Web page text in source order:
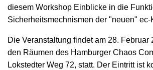
diesem Workshop Einblicke in die
Sicherheitsmechnismen der "neuen" ec-
Die Veranstaltung findet am 28. Februar
den Räumen des Hamburger Chaos
Lokstedter Weg 72, statt. Der Eintritt ist